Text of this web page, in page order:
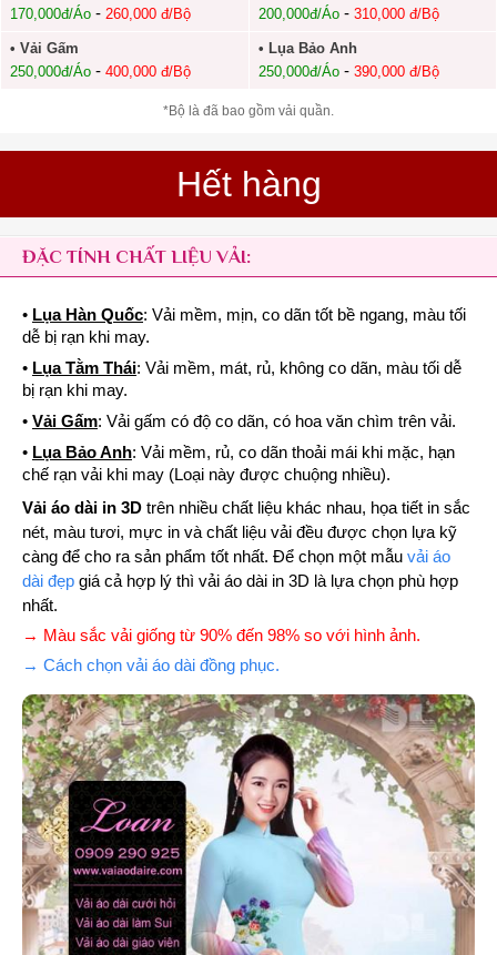
170,000đ/Áo - 260,000 đ/Bộ 200,000đ/Áo- 310,000 đ/Bộ
• Vải Gấm
250,000đ/Áo - 400,000 đ/Bộ
• Lụa Bảo Anh
250,000đ/Áo- 390,000 đ/Bộ
*Bộ là đã bao gồm vải quần.
Hết hàng
ĐẶC TÍNH CHẤT LIỆU VẢI:
• Lụa Hàn Quốc: Vải mềm, mịn, co dãn tốt bề ngang, màu tối
dễ bị rạn khi may.
• Lụa Tằm Thái: Vải mềm, mát, rủ, không co dãn, màu tối dễ
bị rạn khi may.
• Vải Gấm: Vải gấm có độ co dãn, có hoa văn chìm trên vải.
• Lụa Bảo Anh: Vải mềm, rủ, co dãn thoải mái khi mặc, hạn
chế rạn vải khi may (Loại này được chuộng nhiều).
Vải áo dài in 3D trên nhiều chất liệu khác nhau, họa tiết in sắc
nét, màu tươi, mực in và chất liệu vải đều được chọn lựa kỹ
càng để cho ra sản phẩm tốt nhất. Để chọn một mẫu vải áo
dài đẹp giá cả hợp lý thì vải áo dài in 3D là lựa chọn phù hợp
nhất.
→ Màu sắc vải giống từ 90% đến 98% so với hình ảnh.
→ Cách chọn vải áo dài đồng phục.